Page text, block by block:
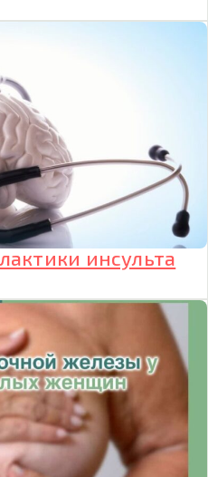
инсульта